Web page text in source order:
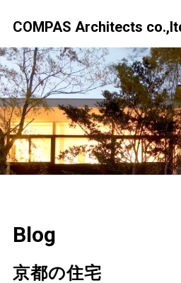
COMPAS Architects
Blog
京都の住宅